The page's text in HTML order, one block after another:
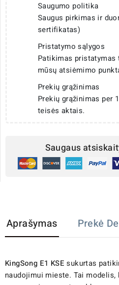
Saugumo politika
Saugus pirkimas ir
sertifikatas)
Pristatymo sąlygos
Patikimas pristatymas
mūsų atsiėmimo
Prekių grąžinimas
Prekių grąžinimas per
teisės aktais.
Saugaus
Aprašymas Prekė
KingSong E1 KSE sukurtas
naudojimui mieste. Tai